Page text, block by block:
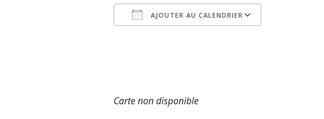
AJOUTER AU CALENDRIER
Carte non disponible